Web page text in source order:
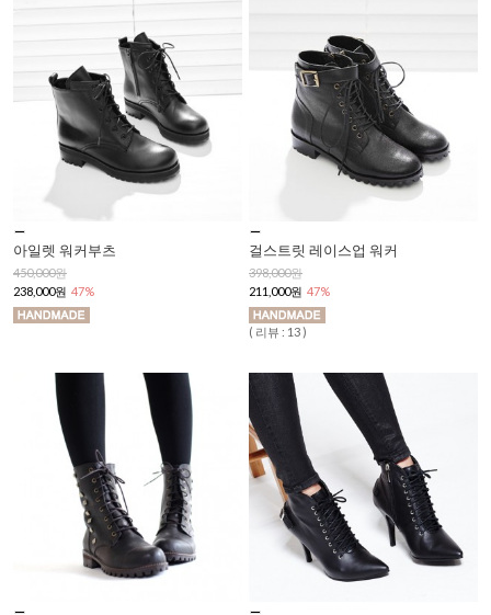
아일렛 워커부츠
450,000원
238,000원 47%
걸스트릿 레이스업 워커
398,000원
211,000원 47%
( 리뷰 : 13 )